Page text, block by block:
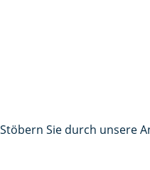
Sie durch unsere